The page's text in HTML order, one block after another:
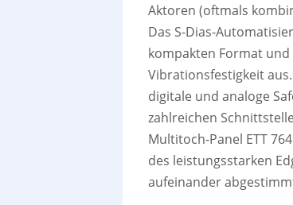
Aktoren (oftmals
Das S-Dias-
kompakten Format
Vibrationsfestigkeit
digitale und analoge
zahlreichen
Multitoch-Panel ETT
des leistungsstarken
aufeinander